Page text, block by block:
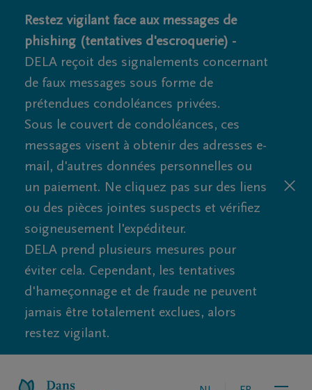
Restez vigilant face aux messages de
phishing (tentatives d'escroquerie) -
DELA reçoit des signalements concernant
de faux messages sous forme de
prétendues condoléances privées.
Sous le couvert de condoléances, ces
messages visent à obtenir des adresses e-
mail, d'autres données personnelles ou
un paiement. Ne cliquez pas sur des liens
ou des pièces jointes suspects et vérifiez
soigneusement l'expéditeur.
DELA prend plusieurs mesures pour
éviter cela. Cependant, les tentatives
d'hameçonnage et de fraude ne peuvent
jamais être totalement exclues, alors
restez vigilant.